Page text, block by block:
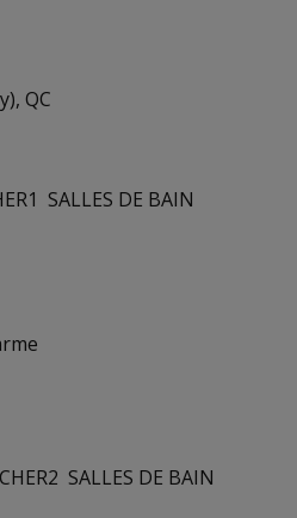
QC
1 SALLES DE BAIN
2 SALLES DE BAIN